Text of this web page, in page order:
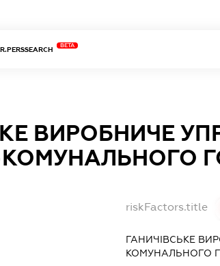
BETA
ВИРОБНИЧЕ
riskFactors.title
ГАНИЧІВСЬКЕ
КОМУНАЛЬНОГО